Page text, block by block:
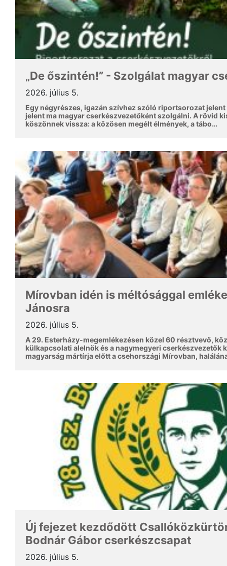
„De őszintén!” - Szolgálat magyar
2026. július 5.
Egy négyrészes, igazán szívhez szóló riportsorozat
jelent ma magyar cserkészvezetőként szolgálni. A rövid
köszönnek vissza: a közösen megélt élmények, a tábo…
Mírovban idén is méltósággal
Jánosra
2026. július 5.
A 29. Esterházy-megemlékezésen közel 60 résztvevő,
külkapcsolati alelnök és a nagymegyeri cserkészvezetők
magyarság mártírja előtt a csehországi Mírovban,
Új fejezet kezdődött
Bodnár Gábor cserkészcsapat
2026. július 5.